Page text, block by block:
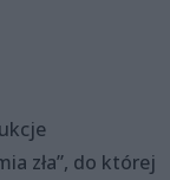
zła”, do której